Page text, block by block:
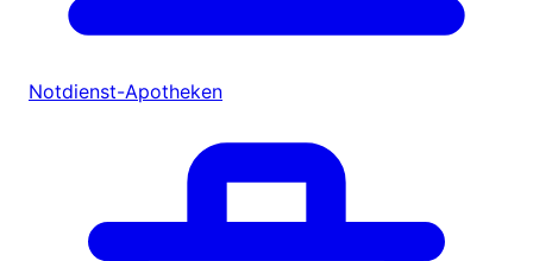
Notdienst-Apotheken